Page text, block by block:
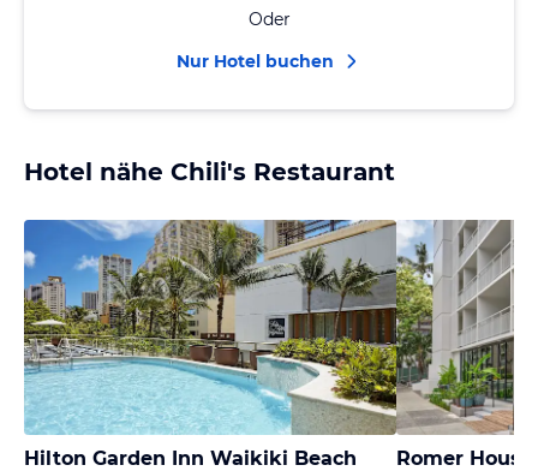
Oder
Nur Hotel buchen
Hotel nähe Chili's Restaurant
Hilton Garden Inn Waikiki Beach Romer